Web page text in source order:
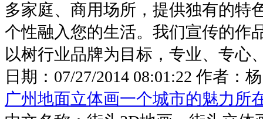
多家庭、商用场所，提供独有的特
个性融入您的生活。我们宣传的作
以树行业品牌为目标，专业、专心
日期： 07/27/2014 08:01:22 作者： 杨
广州地面立体画一个城市的魅力所